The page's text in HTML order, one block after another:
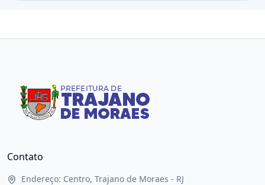
Contato
Endereço: Centro, Trajano de Moraes - RJ